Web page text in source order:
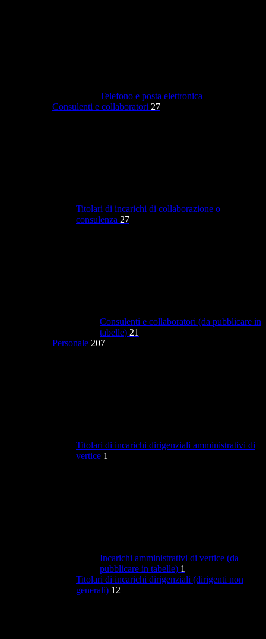
Telefono e posta elettronica
Consulenti e collaboratori 27
Titolari di incarichi di collaborazione o
consulenza 27
Consulenti e collaboratori (da pubblicare in
tabelle) 21
Personale 207
Titolari di incarichi dirigenziali amministrativi di
vertice 1
Incarichi amministrativi di vertice (da
pubblicare in tabelle) 1
Titolari di incarichi dirigenziali (dirigenti non
generali) 12